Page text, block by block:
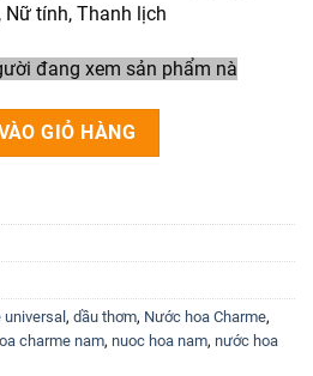
Nữ tính, Thanh lịch
đang xem sản phẩm nà
10ml số lượng
GIỎ HÀNG
, dầu thơm, Nước hoa Charme,
charme nam, nuoc hoa nam, nước hoa